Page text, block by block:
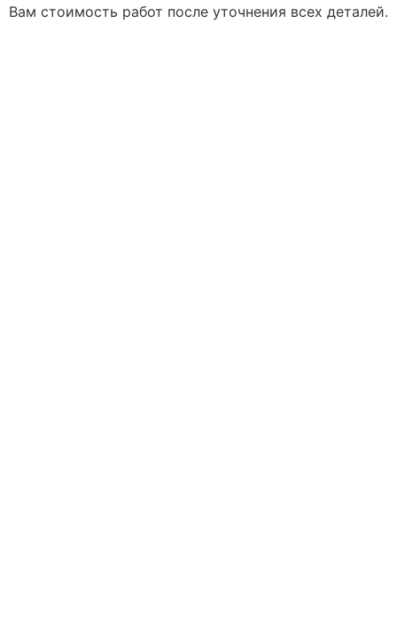
Вам стоимость работ после уточнения всех деталей.